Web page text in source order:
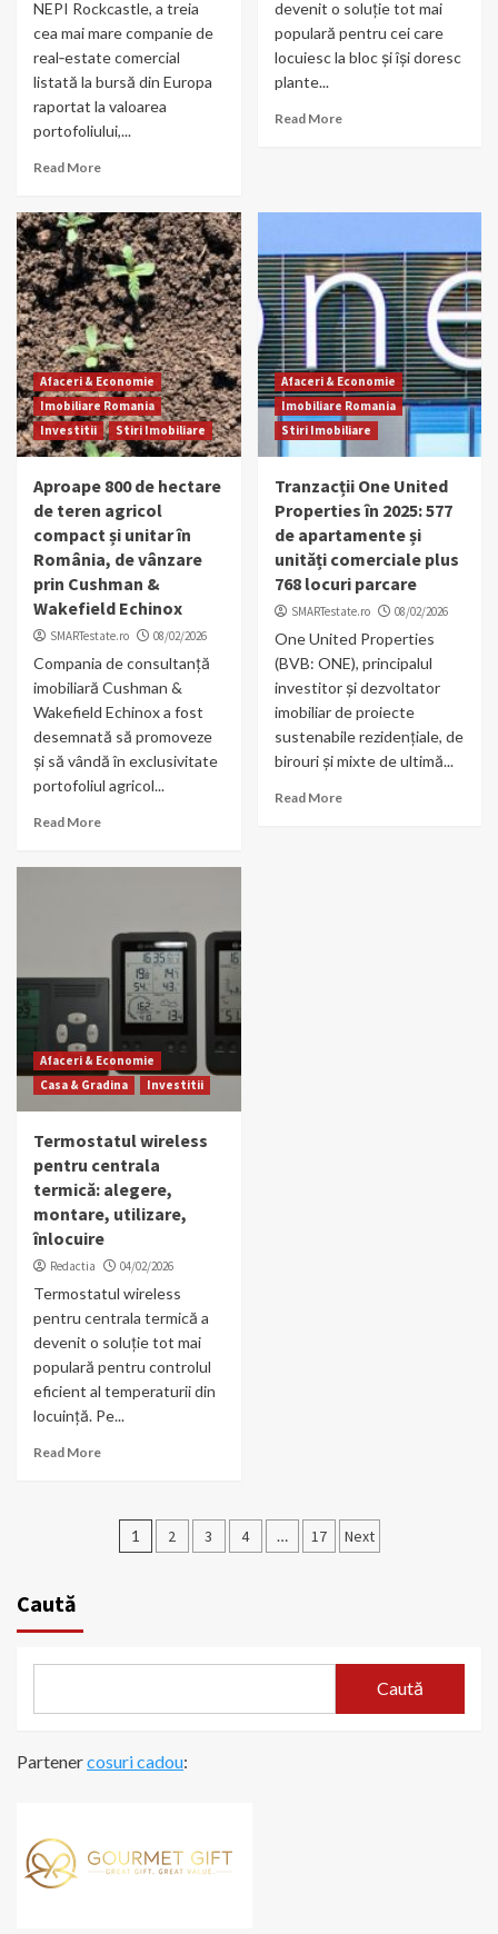
NEPI Rockcastle, a treia
cea mai mare companie de
real‑estate comercial
listată la bursă din Europa
raportat la valoarea
portofoliului,...
Read More
devenit o soluție tot mai
populară pentru cei care
locuiesc la bloc și își doresc
plante...
Read More
Afaceri & Economie
Imobiliare Romania
Investitii
Stiri Imobiliare
Aproape 800 de hectare
de teren agricol
compact și unitar în
România, de vânzare
prin Cushman &
Wakefield Echinox
SMARTestate.ro 08/02/2026
Compania de consultanță
imobiliară Cushman &
Wakefield Echinox a fost
desemnată să promoveze
și să vândă în exclusivitate
portofoliul agricol...
Read More
Afaceri & Economie
Imobiliare Romania
Stiri Imobiliare
Tranzacții One United
Properties în 2025: 577
de apartamente și
unități comerciale plus
768 locuri parcare
SMARTestate.ro 08/02/2026
One United Properties
(BVB: ONE), principalul
investitor și dezvoltator
imobiliar de proiecte
sustenabile rezidențiale, de
birouri și mixte de ultimă...
Read More
Afaceri & Economie
Casa & Gradina
Investitii
Termostatul wireless
pentru centrala
termică: alegere,
montare, utilizare,
înlocuire
Redactia 04/02/2026
Termostatul wireless
pentru centrala termică a
devenit o soluție tot mai
populară pentru controlul
eficient al temperaturii din
locuință. Pe...
Read More
Paginație
1 2 3 4 … 17 Next
Caută
Caută
Partenercosuri cadou: